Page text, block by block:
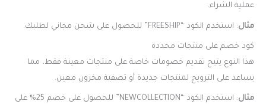
عملية الشراء.
مثال: استخدم الكود “FREESHIP” للحصول على شحن مجاني لطلبك.
كود خصم على منتجات محددة
هذا النوع يتيح تقديم خصومات خاصة على منتجات معينة فقط، مما
يساعد على الترويج لمنتجات جديدة أو تصفية مخزون معين.
مثال
: استخدم الكود “NEWCOLLECTION” للحصول على خصم 25% على